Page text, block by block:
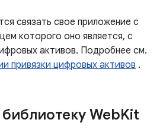
связать свое приложение с
которого оно является, с
активов. Подробнее см.
привязки цифровых активов .
WebKit